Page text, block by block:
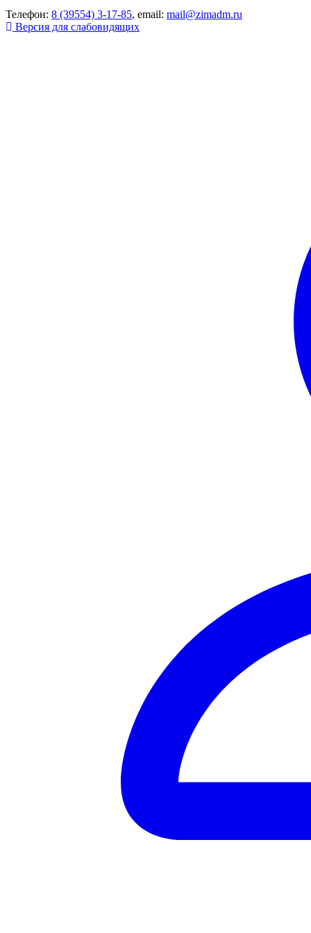
Телефон: 8 (39554) 3-17-85, email: mail@zimadm.ru
Версия для слабовидящих